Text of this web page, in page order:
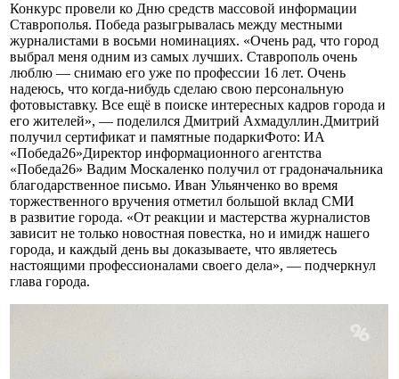
Конкурс провели ко Дню средств массовой информации
Ставрополья. Победа разыгрывалась между местными
журналистами в восьми номинациях. «Очень рад, что город
выбрал меня одним из самых лучших. Ставрополь очень
люблю — снимаю его уже по профессии 16 лет. Очень
надеюсь, что когда-нибудь сделаю свою персональную
фотовыставку. Все ещё в поиске интересных кадров города и
его жителей», — поделился Дмитрий Ахмадуллин.Дмитрий
получил сертификат и памятные подаркиФото: ИА
«Победа26»Директор информационного агентства
«Победа26» Вадим Москаленко получил от градоначальника
благодарственное письмо. Иван Ульянченко во время
торжественного вручения отметил большой вклад СМИ
в развитие города. «От реакции и мастерства журналистов
зависит не только новостная повестка, но и имидж нашего
города, и каждый день вы доказываете, что являетесь
настоящими профессионалами своего дела», — подчеркнул
глава города.